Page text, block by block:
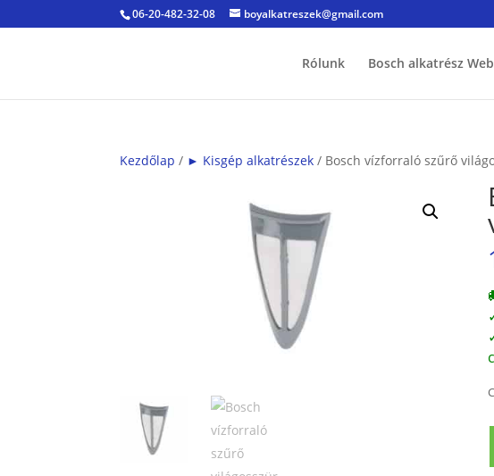
06-20-482-32-08 boyalkatreszek@gmail.com
Rólunk Bosch alkatrész
Kezdőlap / ► Kisgép alkatrészek / Bosch vízforraló szűrő